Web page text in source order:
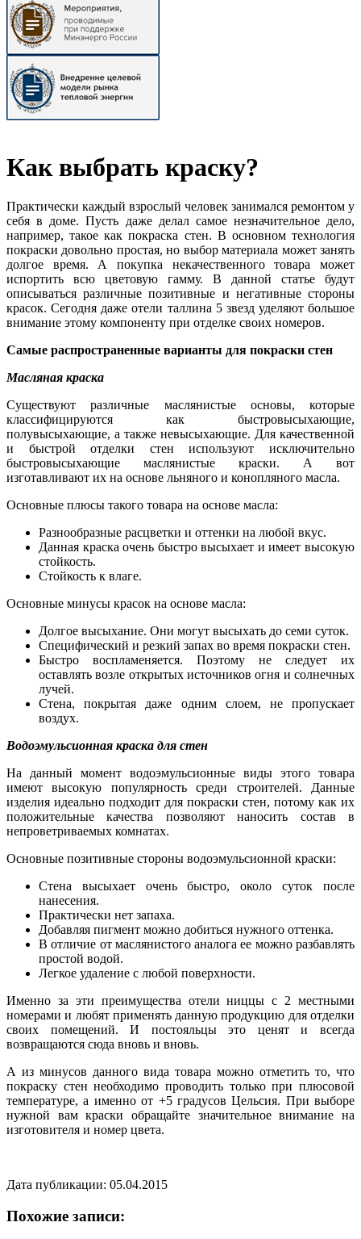
Как выбрать краску?
Практически каждый взрослый человек занимался ремонтом у
себя в доме. Пусть даже делал самое незначительное дело,
например, такое как покраска стен. В основном технология
покраски довольно простая, но выбор материала может занять
долгое время. А покупка некачественного товара может
испортить всю цветовую гамму. В данной статье будут
описываться различные позитивные и негативные стороны
красок. Сегодня даже отели таллина 5 звезд уделяют большое
внимание этому компоненту при отделке своих номеров.
Самые распространенные варианты для покраски стен
Масляная краска
Существуют различные маслянистые основы, которые
классифицируются как быстровысыхающие,
полувысыхающие, а также невысыхающие. Для качественной
и быстрой отделки стен используют исключительно
быстровысыхающие маслянистые краски. А вот
изготавливают их на основе льняного и конопляного масла.
Основные плюсы такого товара на основе масла:
Разнообразные расцветки и оттенки на любой вкус.
Данная краска очень быстро высыхает и имеет высокую
стойкость.
Стойкость к влаге.
Основные минусы красок на основе масла:
Долгое высыхание. Они могут высыхать до семи суток.
Специфический и резкий запах во время покраски стен.
Быстро воспламеняется. Поэтому не следует их
оставлять возле открытых источников огня и солнечных
лучей.
Стена, покрытая даже одним слоем, не пропускает
воздух.
Водоэмульсионная краска для стен
На данный момент водоэмульсионные виды этого товара
имеют высокую популярность среди строителей. Данные
изделия идеально подходит для покраски стен, потому как их
положительные качества позволяют наносить состав в
непроветриваемых комнатах.
Основные позитивные стороны водоэмульсионной краски:
Стена высыхает очень быстро, около суток после
нанесения.
Практически нет запаха.
Добавляя пигмент можно добиться нужного оттенка.
В отличие от маслянистого аналога ее можно разбавлять
простой водой.
Легкое удаление с любой поверхности.
Именно за эти преимущества отели ниццы с 2 местными
номерами и любят применять данную продукцию для отделки
своих помещений. И постояльцы это ценят и всегда
возвращаются сюда вновь и вновь.
А из минусов данного вида товара можно отметить то, что
покраску стен необходимо проводить только при плюсовой
температуре, а именно от +5 градусов Цельсия. При выборе
нужной вам краски обращайте значительное внимание на
изготовителя и номер цвета.
Дата публикации: 05.04.2015
Похожие записи: